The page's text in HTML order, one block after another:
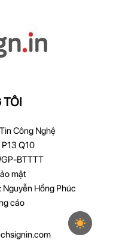
TÔI
Công Nghệ
Q10
BTTTT
mật
Hồng Phúc
cáo